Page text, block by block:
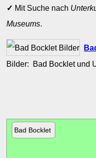
✓ Mit Suche nach
Museums.
Bilder: Bad Bocklet und
Bad Bocklet